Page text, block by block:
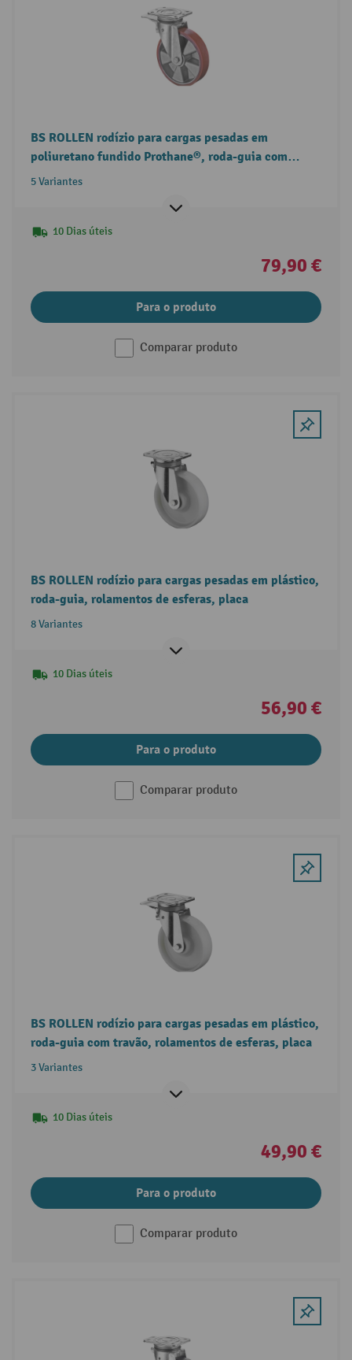
BS ROLLEN rodízio para cargas pesadas em
poliuretano fundido Prothane®, roda-guia com
travão, rolamentos de esferas, placa
5 Variantes
10 Dias úteis
79,90 €
Para o produto
Comparar produto
BS ROLLEN rodízio para cargas pesadas em plástico,
roda-guia, rolamentos de esferas, placa
8 Variantes
10 Dias úteis
56,90 €
Para o produto
Comparar produto
BS ROLLEN rodízio para cargas pesadas em plástico,
roda-guia com travão, rolamentos de esferas, placa
3 Variantes
10 Dias úteis
49,90 €
Para o produto
Comparar produto